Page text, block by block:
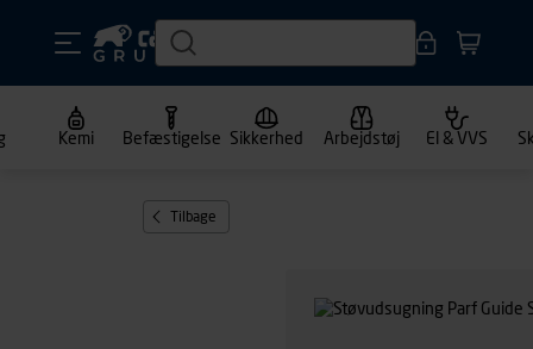
Kemi Befæstigelse Sikkerhed Arbejdstøj El & VVS
Tilbage